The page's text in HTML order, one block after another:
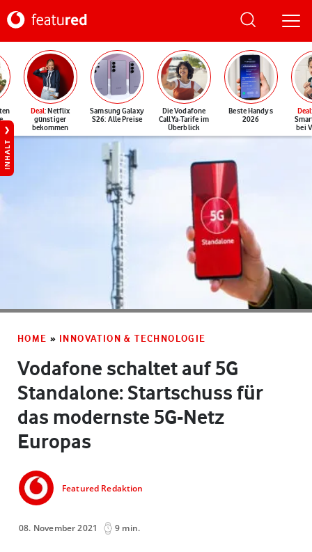
Deal: Netflix
günstiger
bekommen
Samsung Galaxy
S26: Alle Preise
Die Vodafone
CallYa-Tarife im
Überblick
Beste Handys
2026
Deal
bei
INHALT
HOME » INNOVATION & TECHNOLOGIE
Vodafone schaltet auf 5G
Standalone: Startschuss für
das modernste 5G-Netz
Europas
Featured Redaktion
08. November 2021 9 min.